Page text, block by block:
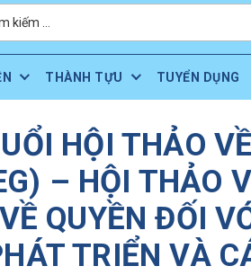
THÀNH TỰU TUYỂN DỤNG
HỘI THẢO
– HỘI THẢO
QUYỀN ĐỐI
TRIỂN VÀ